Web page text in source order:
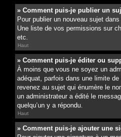
» Comment puis-je publier un
Pour publier un nouveau sujet
Une liste de vos permissions sur
etc.
Haut
» Comment puis-je éditer ou
À moins que vous ne soyez un
adéquat, parfois dans une limite
revenez au sujet qui énumère le
un administrateur a édité le
quelqu’un y a répondu.
Haut
» Comment puis-je ajouter une